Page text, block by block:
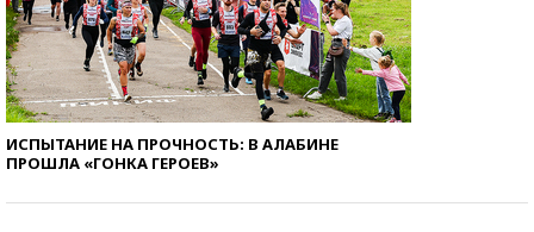
ИСПЫТАНИЕ НА ПРОЧНОСТЬ: В АЛАБИНЕ
ПРОШЛА «ГОНКА ГЕРОЕВ»